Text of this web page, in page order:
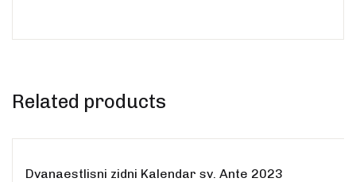
Related products
Dvanaestlisni zidni Kalendar sv. Ante 2023